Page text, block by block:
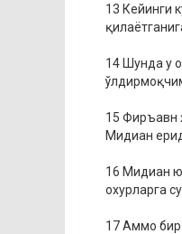
13 Кейинги
14 Шунда у
15 Фиръавн
Мидиан
16 Мидиан
охурларга
17 Аммо бир